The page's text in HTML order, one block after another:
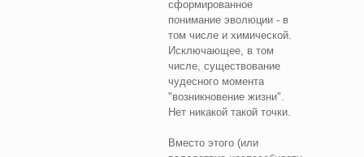
сформированное
понимание эволюции - в
том числе и химической.
Исключающее, в том
числе, существование
чудесного момента
"возникновение жизни".
Нет никакой такой точки.
Вместо этого (или